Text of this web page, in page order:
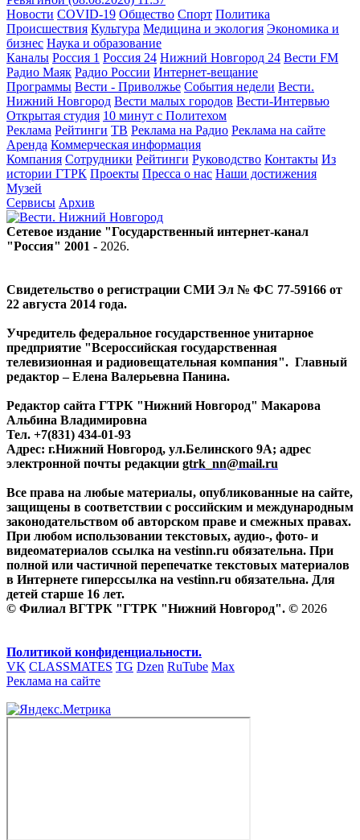
Новости COVID-19 Общество Спорт Политика
Происшествия Культура Медицина и экология Экономика и
бизнес Наука и образование
Каналы Россия 1 Россия 24 Нижний Новгород 24 Вести FM
Радио Маяк Радио России Интернет-вещание
Программы Вести - Приволжье События недели Вести.
Нижний Новгород Вести малых городов Вести-Интервью
Открытая студия 10 минут с Политехом
Реклама Рейтинги ТВ Реклама на Радио Реклама на сайте
Аренда Коммерческая информация
Компания Сотрудники Рейтинги Руководство Контакты Из
истории ГТРК Проекты Пресса о нас Наши достижения
Музей
Сервисы Архив
Сетевое издание "Государственный интернет-канал
"Россия" 2001 - 2026.
Свидетельство о регистрации СМИ Эл № ФС 77-59166 от
22 августа 2014 года.
Учредитель федеральное государственное унитарное
предприятие "Всероссийская государственная
телевизионная и радиовещательная компания". Главный
редактор – Елена Валерьевна Панина.
Редактор сайта ГТРК "Нижний Новгород" Макарова
Альбина Владимировна
Тел. +7(831) 434-01-93
Адрес: г.Нижний Новгород, ул.Белинского 9А; адрес
электронной почты редакции gtrk_nn@mail.ru
Все права на любые материалы, опубликованные на сайте,
защищены в соответствии с российским и международным
законодательством об авторском праве и смежных правах.
При любом использовании текстовых, аудио-, фото- и
видеоматериалов ссылка на vestinn.ru обязательна. При
полной или частичной перепечатке текстовых материалов
в Интернете гиперссылка на vestinn.ru обязательна. Для
детей старше 16 лет.
© Филиал ВГТРК "ГТРК "Нижний Новгород". © 2026
Политикой конфиденциальности.
VK CLASSMATES TG Dzen RuTube Max
Реклама на сайте